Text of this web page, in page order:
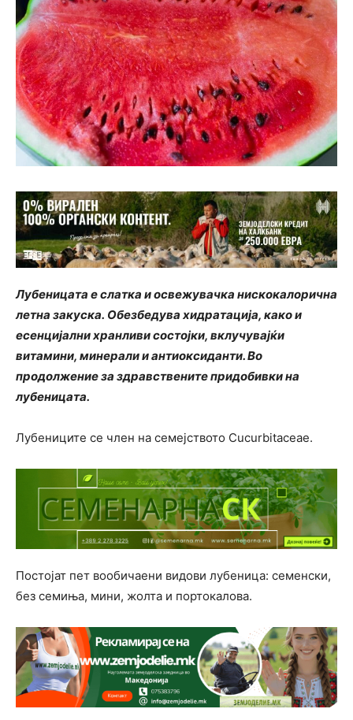
Лубеницата е слатка и освежувачка нискокалорична
летна закуска. Обезбедува хидратација, како и
есенцијални хранливи состојки, вклучувајќи
витамини, минерали и антиоксиданти. Во
продолжение за здравствените придобивки на
лубеницата.
Лубениците се член на семејството Cucurbitaceae.
Постојат пет вообичаени видови лубеница: семенски,
без семиња, мини, жолта и портокалова.